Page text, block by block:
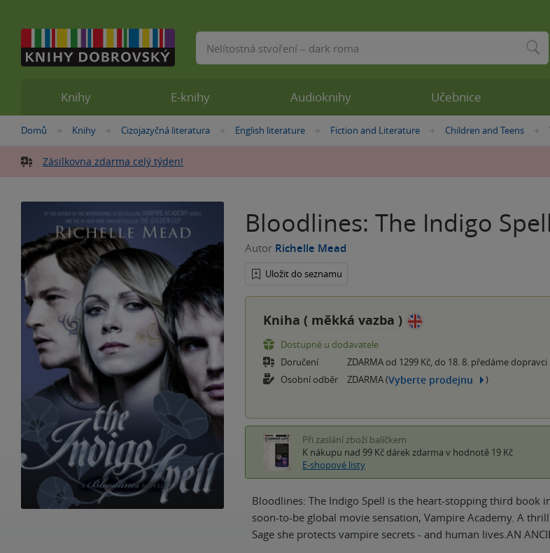
Nacházíte
zde:
Domů »
Knihy »
Cizojazyčná literatura »
English literature »Fiction and Literature »
Children and Teens
Zásilkovna zdarma celý týden!
Bloodlines: The Indigo
Autor Richelle Mead
Uložit do seznamu
Kniha ( měkká vazba )
Dostupné u dodavatele
Doručení
ZDARMA od 1299 Kč, do 18. 8. předáme dopravci
Osobní odběr
ZDARMA (Vyberte prodejnu )
Při zaslání zboží balíčkem
K nákupu nad 99 Kč dárek zdarma v hodnotě 19 Kč
E-shopové listy
Bloodlines: The Indigo Spell is the heart-stopping third book
soon-to-be global movie sensation, Vampire Academy. A
Sage she protects vampire secrets - and human lives.AN
Knihy E-knihy Audioknihy Učebnice
Vyhledávání